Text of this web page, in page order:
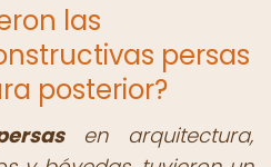
las
persas
posterior?
en arquitectura,